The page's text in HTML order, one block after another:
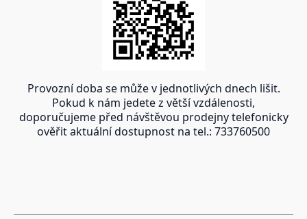
Provozní doba se může v jednotlivých dnech lišit.
Pokud k nám jedete z větší vzdálenosti,
doporučujeme před návštěvou prodejny telefonicky
ověřit aktuální dostupnost na tel.: 733760500